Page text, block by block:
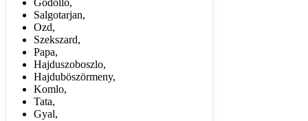
Gödöllö,
Salgotarjan,
Ozd,
Szekszard,
Papa,
Hajduszoboszlo,
Hajduböszörmeny,
Komlo,
Tata,
Gyal,